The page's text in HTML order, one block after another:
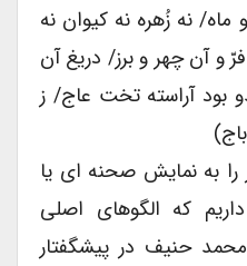
نه زُهره نه کیوان نه
آن چهر و برز/ دریغ آن
بود آراسته تخت عاج/ ز
را به نمایش صحنه ای یا
که الگوهای اصلی
حنیف در پیشگفتار